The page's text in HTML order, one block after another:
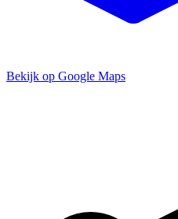
Bekijk op Google Maps